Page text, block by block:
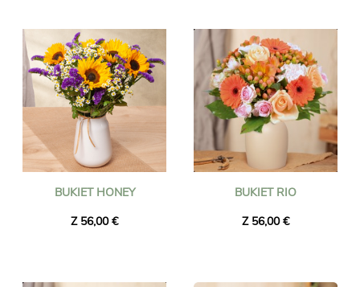
BUKIET HONEY
Z 56,00 €
BUKIET RIO
Z 56,00 €